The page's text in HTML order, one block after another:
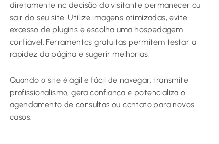
diretamente na decisão do visitante permanecer ou
sair do seu site. Utilize imagens otimizadas, evite
excesso de plugins e escolha uma hospedagem
confiável. Ferramentas gratuitas permitem testar a
rapidez da página e sugerir melhorias.
Quando o site é ágil e fácil de navegar, transmite
profissionalismo, gera confiança e potencializa o
agendamento de consultas ou contato para novos
casos.